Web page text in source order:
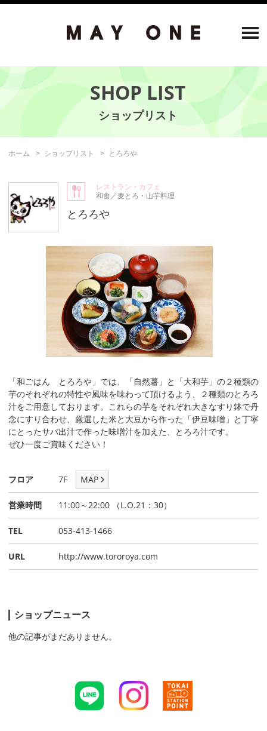
SHOP LIST
ホーム ショップリスト とろろや
レストラン・カフェ
和食／麦とろ・山芋料理
とろろや
「和ごはん とろろや」では、「自然薯」と「大和芋」の２種類の
芋のそれぞれの特性や風味を味わって頂けるよう、２種類のとろろ
汁をご用意しております。これらの芋をそれぞれ大きなすり鉢で丹
念にすり合わせ、厳選した米と大豆から作った「伊豆味噌」と丁寧
にとったサバ出汁で作った味噌汁を加えた、とろろ汁です。
ぜひ一度ご賞味ください！
フロア 7F MAP
営業時間 11:00～22:00 （L.O.21：30）
TEL 053-413-1466
URL http://www.tororoya.com
ショップニュース
他の記事がまだありません。